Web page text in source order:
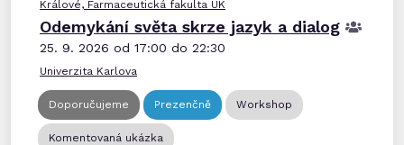
Králové, Farmaceutická fakulta UK
Odemykání světa skrze jazyk a dialog
25. 9. 2026 od 17:00 do 22:30
Univerzita Karlova
Doporučujeme Prezenčně Workshop
Komentovaná ukázka